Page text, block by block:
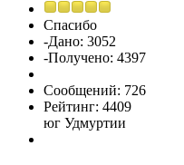
Спасибо
-Дано: 3052
-Получено: 4397
Сообщений: 726
Рейтинг: 4409
юг Удмуртии